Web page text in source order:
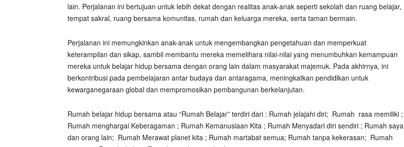
lain. Perjalanan ini bertujuan untuk lebih dekat dengan realitas anak-anak seperti sekolah dan ruang belajar,
tempat sakral, ruang bersama komunitas, rumah dan keluarga mereka, serta taman bermain.
Perjalanan ini memungkinkan anak-anak untuk mengembangkan pengetahuan dan memperkuat
keterampilan dan sikap, sambil membantu mereka memelihara nilai-nilai yang menumbuhkan kemampuan
mereka untuk belajar hidup bersama dengan orang lain dalam masyarakat majemuk. Pada akhirnya, ini
berkontribusi pada pembelajaran antar budaya dan antaragama, meningkatkan pendidikan untuk
kewarganegaraan global dan mempromosikan pembangunan berkelanjutan.
Rumah belajar hidup bersama atau “Rumah Belajar” terdiri dari : Rumah jelajahi diri; Rumah rasa memiliki ;
Rumah menghargai Keberagaman ; Rumah Kemanusiaan Kita ; Rumah Menyadari diri sendiri ; Rumah saya
dan orang lain; Rumah Merawat planet kita ; Rumah martabat semua; Rumah tanpa kekerasan; Rumah